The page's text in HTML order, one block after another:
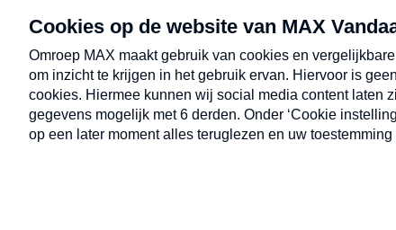
Podcasts